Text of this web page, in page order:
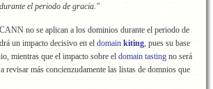
el periodo de gracia."
no se aplican a los dominios durante el periodo de
un impacto decisivo en el domain kiting, pues su base
mientras que el impacto sobre el domain tasting no será
revisar más concienzudamente las listas de domnios que